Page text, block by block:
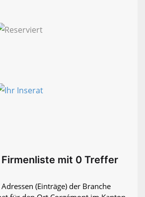
mit 0 Treffer
(Einträge) der Branche